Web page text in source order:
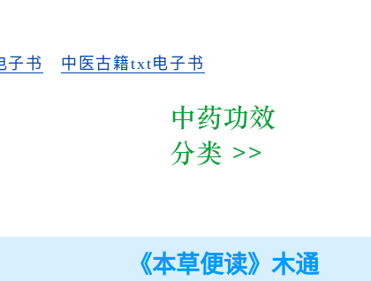
子书 中医古籍txt电子书
《本草便读》木通